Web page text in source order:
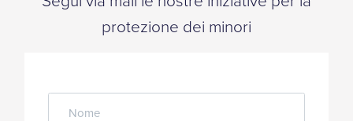
protezione dei minori